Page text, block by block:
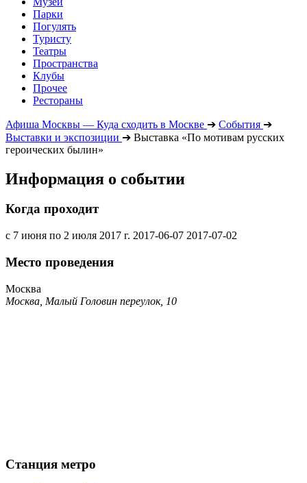
Парки
Погулять
Туристу
Театры
Пространства
Клубы
Прочее
Рестораны
Афиша Москвы — Куда сходить в Москве ➔ События ➔
Выставки и экспозиции ➔ Выставка «По мотивам русских
героических былин»
Информация о событии
Когда проходит
с 7 июня по 2 июля 2017 г. 2017-06-07 2017-07-02
Место проведения
Москва
Москва, Малый Головин переулок, 10
Станция метро